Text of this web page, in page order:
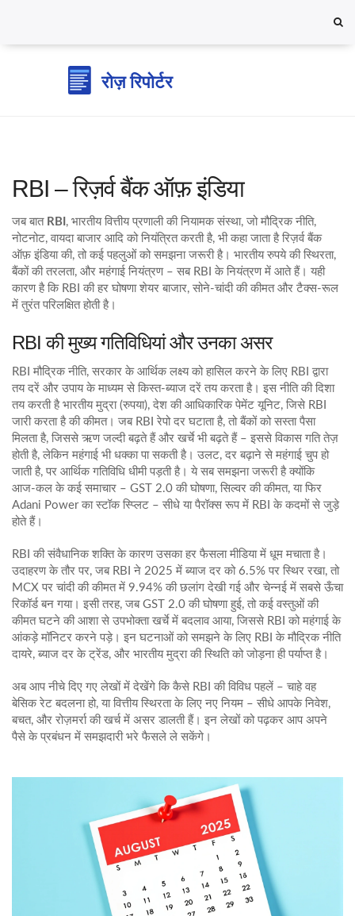
RBI – रिज़र्व बैंक ऑफ़ इंडिया
जब बात RBI , भारतीय वित्तीय प्रणाली की नियामक संस्था, जो मौद्रिक नीति,
नोटनोट, वायदा बाजार आदि को नियंत्रित करती है, भी कहा जाता है रिज़र्व बैंक
ऑफ़ इंडियाकी, तो कई पहलुओं को समझना जरूरी है। भारतीय रुपये की स्थिरता,
बैंकों की तरलता, और महंगाई नियंत्रण – सब RBI के नियंत्रण में आते हैं। यही
कारण है कि RBI की हर घोषणा शेयर बाजार, सोने‑चांदी की कीमत और टैक्स‑रूल
में तुरंत परिलक्षित होती है।
RBI की मुख्य गतिविधियां और उनका असर
RBI मौद्रिक नीति, सरकार के आर्थिक लक्ष्य को हासिल करने के लिए RBI द्वारा
तय दरें और उपायके माध्यम से किस्त‑ब्याज दरें तय करता है। इस नीति की दिशा
तय करती है भारतीय मुद्रा (रुपया), देश की आधिकारिक पेमेंट यूनिट, जिसे RBI
जारी करता हैकी कीमत। जब RBI रेपो दर घटाता है, तो बैंकों को सस्ता पैसा
मिलता है, जिससे ऋण जल्दी बढ़ते हैं और खर्चे भी बढ़ते हैं – इससे विकास गति तेज़
होती है, लेकिन महंगाई भी धक्का पा सकती है। उलट, दर बढ़ाने से महंगाई चुप हो
जाती है, पर आर्थिक गतिविधि धीमी पड़ती है। ये सब समझना जरूरी है क्योंकि
आज‑कल के कई समाचार – GST 2.0 की घोषणा, सिल्वर की कीमत, या फिर
Adani Power का स्टॉक स्प्लिट – सीधे या पैरॉक्स रूप में RBI के कदमों से जुड़े
होते हैं।
RBI की संवैधानिक शक्ति के कारण उसका हर फैसला मीडिया में धूम मचाता है।
उदाहरण के तौर पर, जब RBI ने 2025 में ब्याज दर को 6.5% पर स्थिर रखा, तो
MCX पर चांदी की कीमत में 9.94% की छलांग देखी गई और चेन्नई में सबसे ऊँचा
रिकॉर्ड बन गया। इसी तरह, जब GST 2.0 की घोषणा हुई, तो कई वस्तुओं की
कीमत घटने की आशा से उपभोक्ता खर्चे में बदलाव आया, जिससे RBI को महंगाई के
आंकड़े मॉनिटर करने पड़े। इन घटनाओं को समझने के लिए RBI के मौद्रिक नीति
दायरे, ब्याज दर के ट्रेंड, और भारतीय मुद्रा की स्थिति को जोड़ना ही पर्याप्त है।
अब आप नीचे दिए गए लेखों में देखेंगे कि कैसे RBI की विविध पहलें – चाहे वह
बेसिक रेट बदलना हो, या वित्तीय स्थिरता के लिए नए नियम – सीधे आपके निवेश,
बचत, और रोज़मर्रा की खर्च में असर डालती हैं। इन लेखों को पढ़कर आप अपने
पैसे के प्रबंधन में समझदारी भरे फैसले ले सकेंगे।